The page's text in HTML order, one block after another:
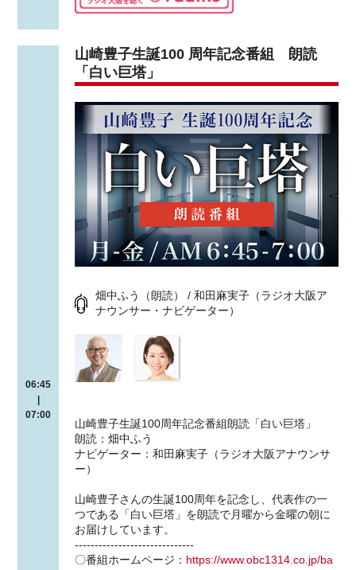
06:45
07:00
山崎豊子生誕100 周年記念番組 朗読
「白い巨塔」
畑中ふう（朗読） / 和田麻実子（ラジオ大阪ア
ナウンサー・ナビゲーター）
山崎豊子生誕100周年記念番組朗読「白い巨塔」
朗読：畑中ふう
ナビゲーター：和田麻実子（ラジオ大阪アナウンサ
ー）
山崎豊子さんの生誕100周年を記念し、代表作の一
つである「白い巨塔」を朗読で月曜から金曜の朝に
お届けしています。
------------------------------
〇番組ホームページ： https://www.obc1314.co.jp/ba